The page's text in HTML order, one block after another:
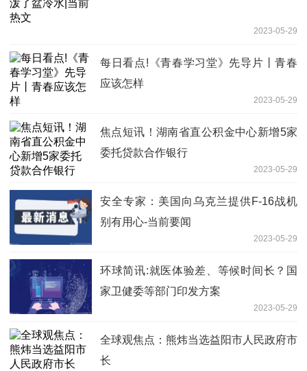
2023-05-29
每日看点!《青春学习堂》先导片丨青春
应该怎样
2023-05-29
焦点短讯！湖南省直公积金中心新增5家
委托贷款合作银行
2023-05-29
安全专家：美国向乌克兰提供F-16战机
别有用心-当前要闻
2023-05-29
环球简讯:就医体验差、等候时间长？国
家卫健委等部门印发方案
2023-05-29
全球观焦点：熊炜当选益阳市人民政府市
长